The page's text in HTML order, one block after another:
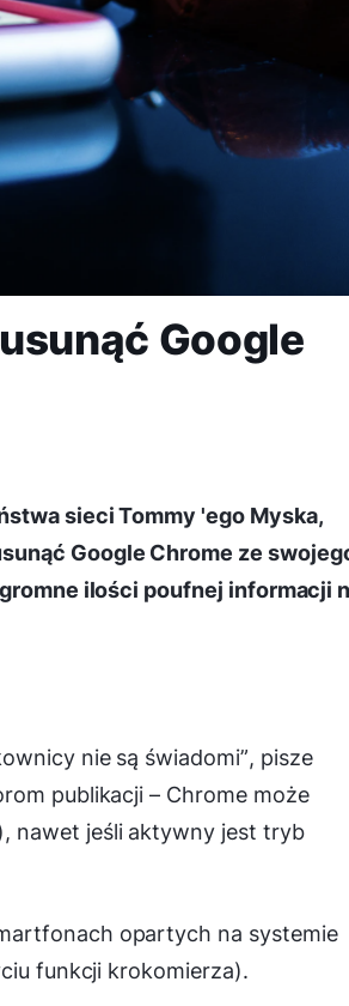
Google
sieci Tommy 'ego Myska,
Google Chrome ze
ilości poufnej informacji
nie są świadomi”, pisze
publikacji – Chrome może
nawet jeśli aktywny jest tryb
opartych na systemie
funkcji krokomierza).